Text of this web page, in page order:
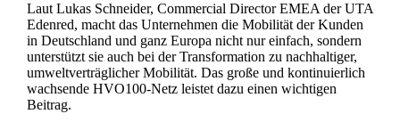
Laut Lukas Schneider, Commercial Director EMEA der UTA
Edenred, macht das Unternehmen die Mobilität der Kunden
in Deutschland und ganz Europa nicht nur einfach, sondern
unterstützt sie auch bei der Transformation zu nachhaltiger,
umweltverträglicher Mobilität. Das große und kontinuierlich
wachsende HVO100-Netz leistet dazu einen wichtigen
Beitrag.